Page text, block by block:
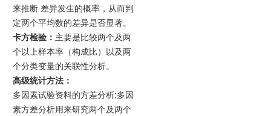
来推断 差异发生的概率，从而判
定两个平均数的差异是否显著。
卡方检验： 主要是比较两个及两
个以上样本率（构成比）以及两
个分类变量的关联性分析。
高级统计方法：
多因素试验资料的方差分析:多因
素方差分析用来研究两个及两个